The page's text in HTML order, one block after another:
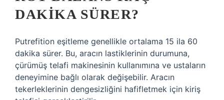
DAKIKA SÜRER?
Putrefition eşitleme genellikle ortalama 15 ila 60
dakika sürer. Bu, aracın lastiklerinin durumuna,
çürümüş telafi makinesinin kullanımına ve ustaların
deneyimine bağlı olarak değişebilir. Aracın
tekerleklerinin dengesizliğini hafifletmek için kiriş